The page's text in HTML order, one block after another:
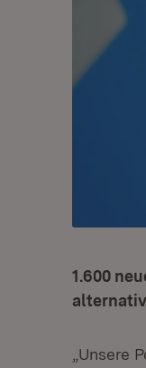
1.600
„Unsere